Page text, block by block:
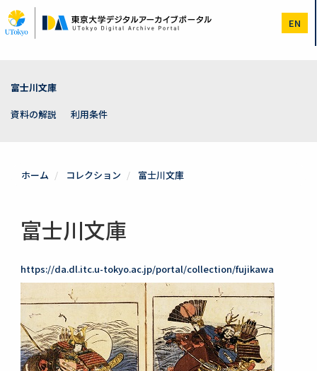
イ
ン
EN
富士川文庫
資料の解説
利用条件
ホーム コレクション 富士川文庫
富士川文庫
https://da.dl.itc.u-tokyo.ac.jp/portal/collection/fujikawa